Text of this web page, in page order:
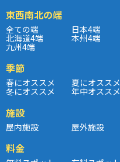
東西南北の端
全ての端 日本4端
北海道4端 本州4端
九州4端
季節
春にオススメ 夏にオススメ
冬にオススメ 年中オススメ
施設
屋内施設 屋外施設
料金